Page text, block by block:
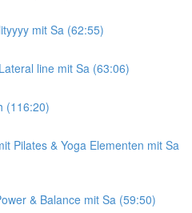
mit Sa (62:55)
line mit Sa (63:06)
(116:20)
Pilates & Yoga Elementen mit Sa
& Balance mit Sa (59:50)